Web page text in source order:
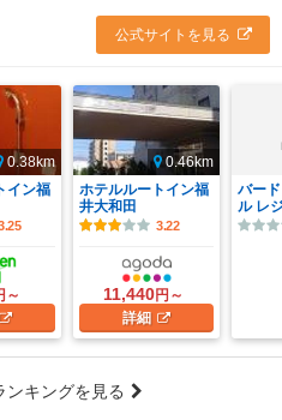
公式サイトを見る
0.38km
イン福
～
0.46km
ホテルルートイン福
井大和田
3.22
11,440円～
詳細
バー
ル レ
ンキングを見る